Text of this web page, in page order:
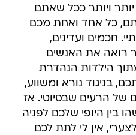
ויותר ככל שאתם
כל אחד ואחת מכם
חכמים ועדינים,
רואה את האנשים
הילדות הנהדרת
בניגוד נורא ומשווע,
של הרעים שבסיוטי. אז
בין היופי שלכם לפניה
אין לי לתת לכם